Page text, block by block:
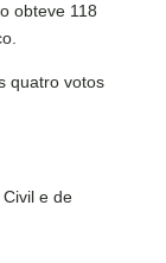
obteve 118
quatro votos
e de